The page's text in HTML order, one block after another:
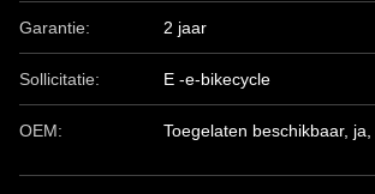
Garantie: 2 jaar
Sollicitatie: E -e-bikecycle
OEM: Toegelaten beschikbaar, ja,